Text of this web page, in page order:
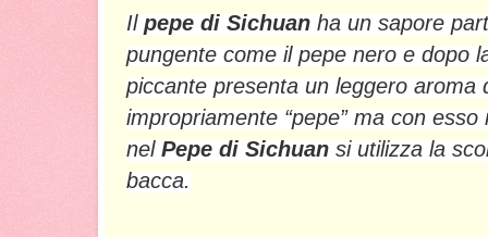
Il pepe di Sichuan ha un sapore
pungente come il pepe nero e dopo
piccante presenta un leggero aroma
impropriamente “pepe” ma con
nel Pepe di Sichuan si utilizza la
bacca.